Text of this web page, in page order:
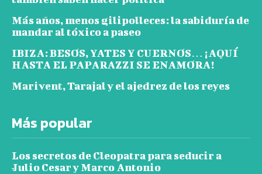
Más años, menos gilipolleces: la sabiduría de
mandar al tóxico a paseo
IBIZA: BESOS, YATES Y CUERNOS… ¡AQUÍ
HASTA EL PAPARAZZI SE ENAMORA!
Marivent, Tarajal y el ajedrez de los reyes
Más popular
Los secretos de Cleopatra para seducir a
Julio Cesar y Marco Antonio